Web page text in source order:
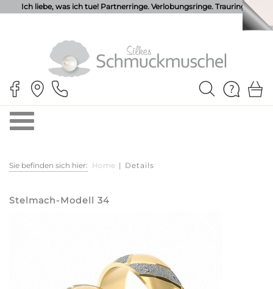
Ich liebe, was ich tue! Partnerringe. Verlobungsringe. Trauringe.
Sie befinden sich hier: Home | Details
Stelmach-Modell 34